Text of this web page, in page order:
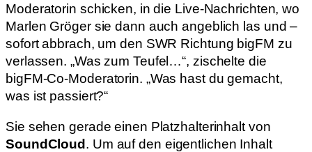
Moderatorin schicken, in die Live-Nachrichten, wo
Marlen Gröger sie dann auch angeblich las und –
sofort abbrach, um den SWR Richtung bigFM zu
verlassen. „Was zum Teufel…“, zischelte die
bigFM-Co-Moderatorin. „Was hast du gemacht,
was ist passiert?“
Sie sehen gerade einen Platzhalterinhalt von
SoundCloud . Um auf den eigentlichen Inhalt